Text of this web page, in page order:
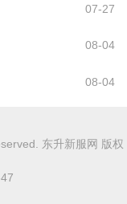
07-27
08-04
08-04
东升新服网 版权